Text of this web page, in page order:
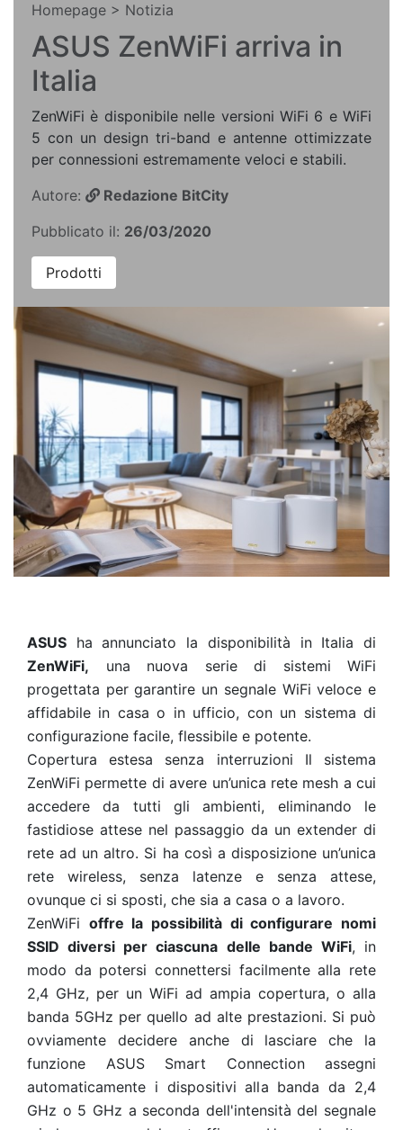
Homepage > Notizia
ASUS ZenWiFi arriva in
Italia
ZenWiFi è disponibile nelle versioni WiFi 6 e WiFi
5 con un design tri-band e antenne ottimizzate
per connessioni estremamente veloci e stabili.
Autore:
Redazione BitCity
Pubblicato il: 26/03/2020
Prodotti
ASUS ha annunciato la disponibilità in Italia di
ZenWiFi, una nuova serie di sistemi WiFi
progettata per garantire un segnale WiFi veloce e
affidabile in casa o in ufficio, con un sistema di
configurazione facile, flessibile e potente.
Copertura estesa senza interruzioni Il sistema
ZenWiFi permette di avere un’unica rete mesh a cui
accedere da tutti gli ambienti, eliminando le
fastidiose attese nel passaggio da un extender di
rete ad un altro. Si ha così a disposizione un’unica
rete wireless, senza latenze e senza attese,
ovunque ci si sposti, che sia a casa o a lavoro.
ZenWiFi offre la possibilità di configurare nomi
SSID diversi per ciascuna delle bande WiFi, in
modo da potersi connettersi facilmente alla rete
2,4 GHz, per un WiFi ad ampia copertura, o alla
banda 5GHz per quello ad alte prestazioni. Si può
ovviamente decidere anche di lasciare che la
funzione ASUS Smart Connection assegni
automaticamente i dispositivi alla banda da 2,4
GHz o 5 GHz a seconda dell'intensità del segnale